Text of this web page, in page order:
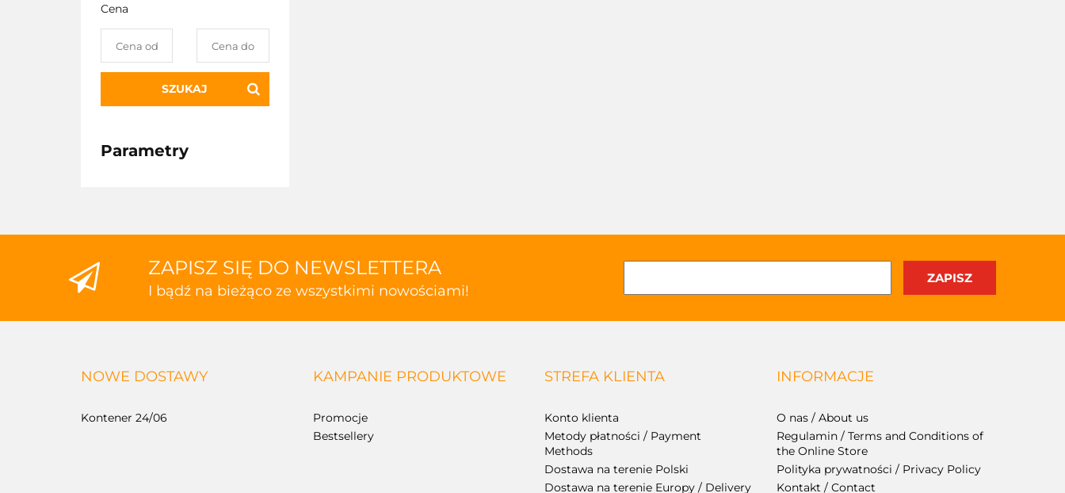
Cena
SZUKAJ
Parametry
ZAPISZ SIĘ DO NEWSLETTERA
I bądź na bieżąco ze wszystkimi nowościami!
NOWE DOSTAWY
Kontener 24/06
KAMPANIE PRODUKTOWE
Promocje
Bestsellery
STREFA KLIENTA
Konto klienta
Metody płatności / Payment
Methods
Dostawa na terenie Polski
Dostawa na terenie Europy / Delivery
INFORMACJE
O nas / About us
Regulamin / Terms and Conditions of
the Online Store
Polityka prywatności / Privacy Policy
Kontakt / Contact